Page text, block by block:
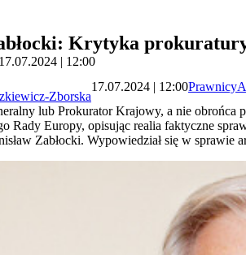
Krytyka
| 12:00
Zborska
17.07.2024 | 12:00Prawnicy
lub Prokurator Krajowy, a nie obrońca
Rady Europy, opisując realia faktyczne
Zabłocki. Wypowiedział się w